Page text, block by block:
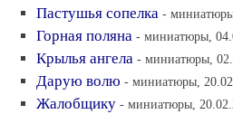
Пастушья сопелка -
Горная поляна - миниатюры,
Крылья ангела - миниатюры,
Дарую волю - миниатюры,
Жалобщику - миниатюры,